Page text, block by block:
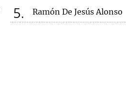
5 Ramón De Jesús Alonso